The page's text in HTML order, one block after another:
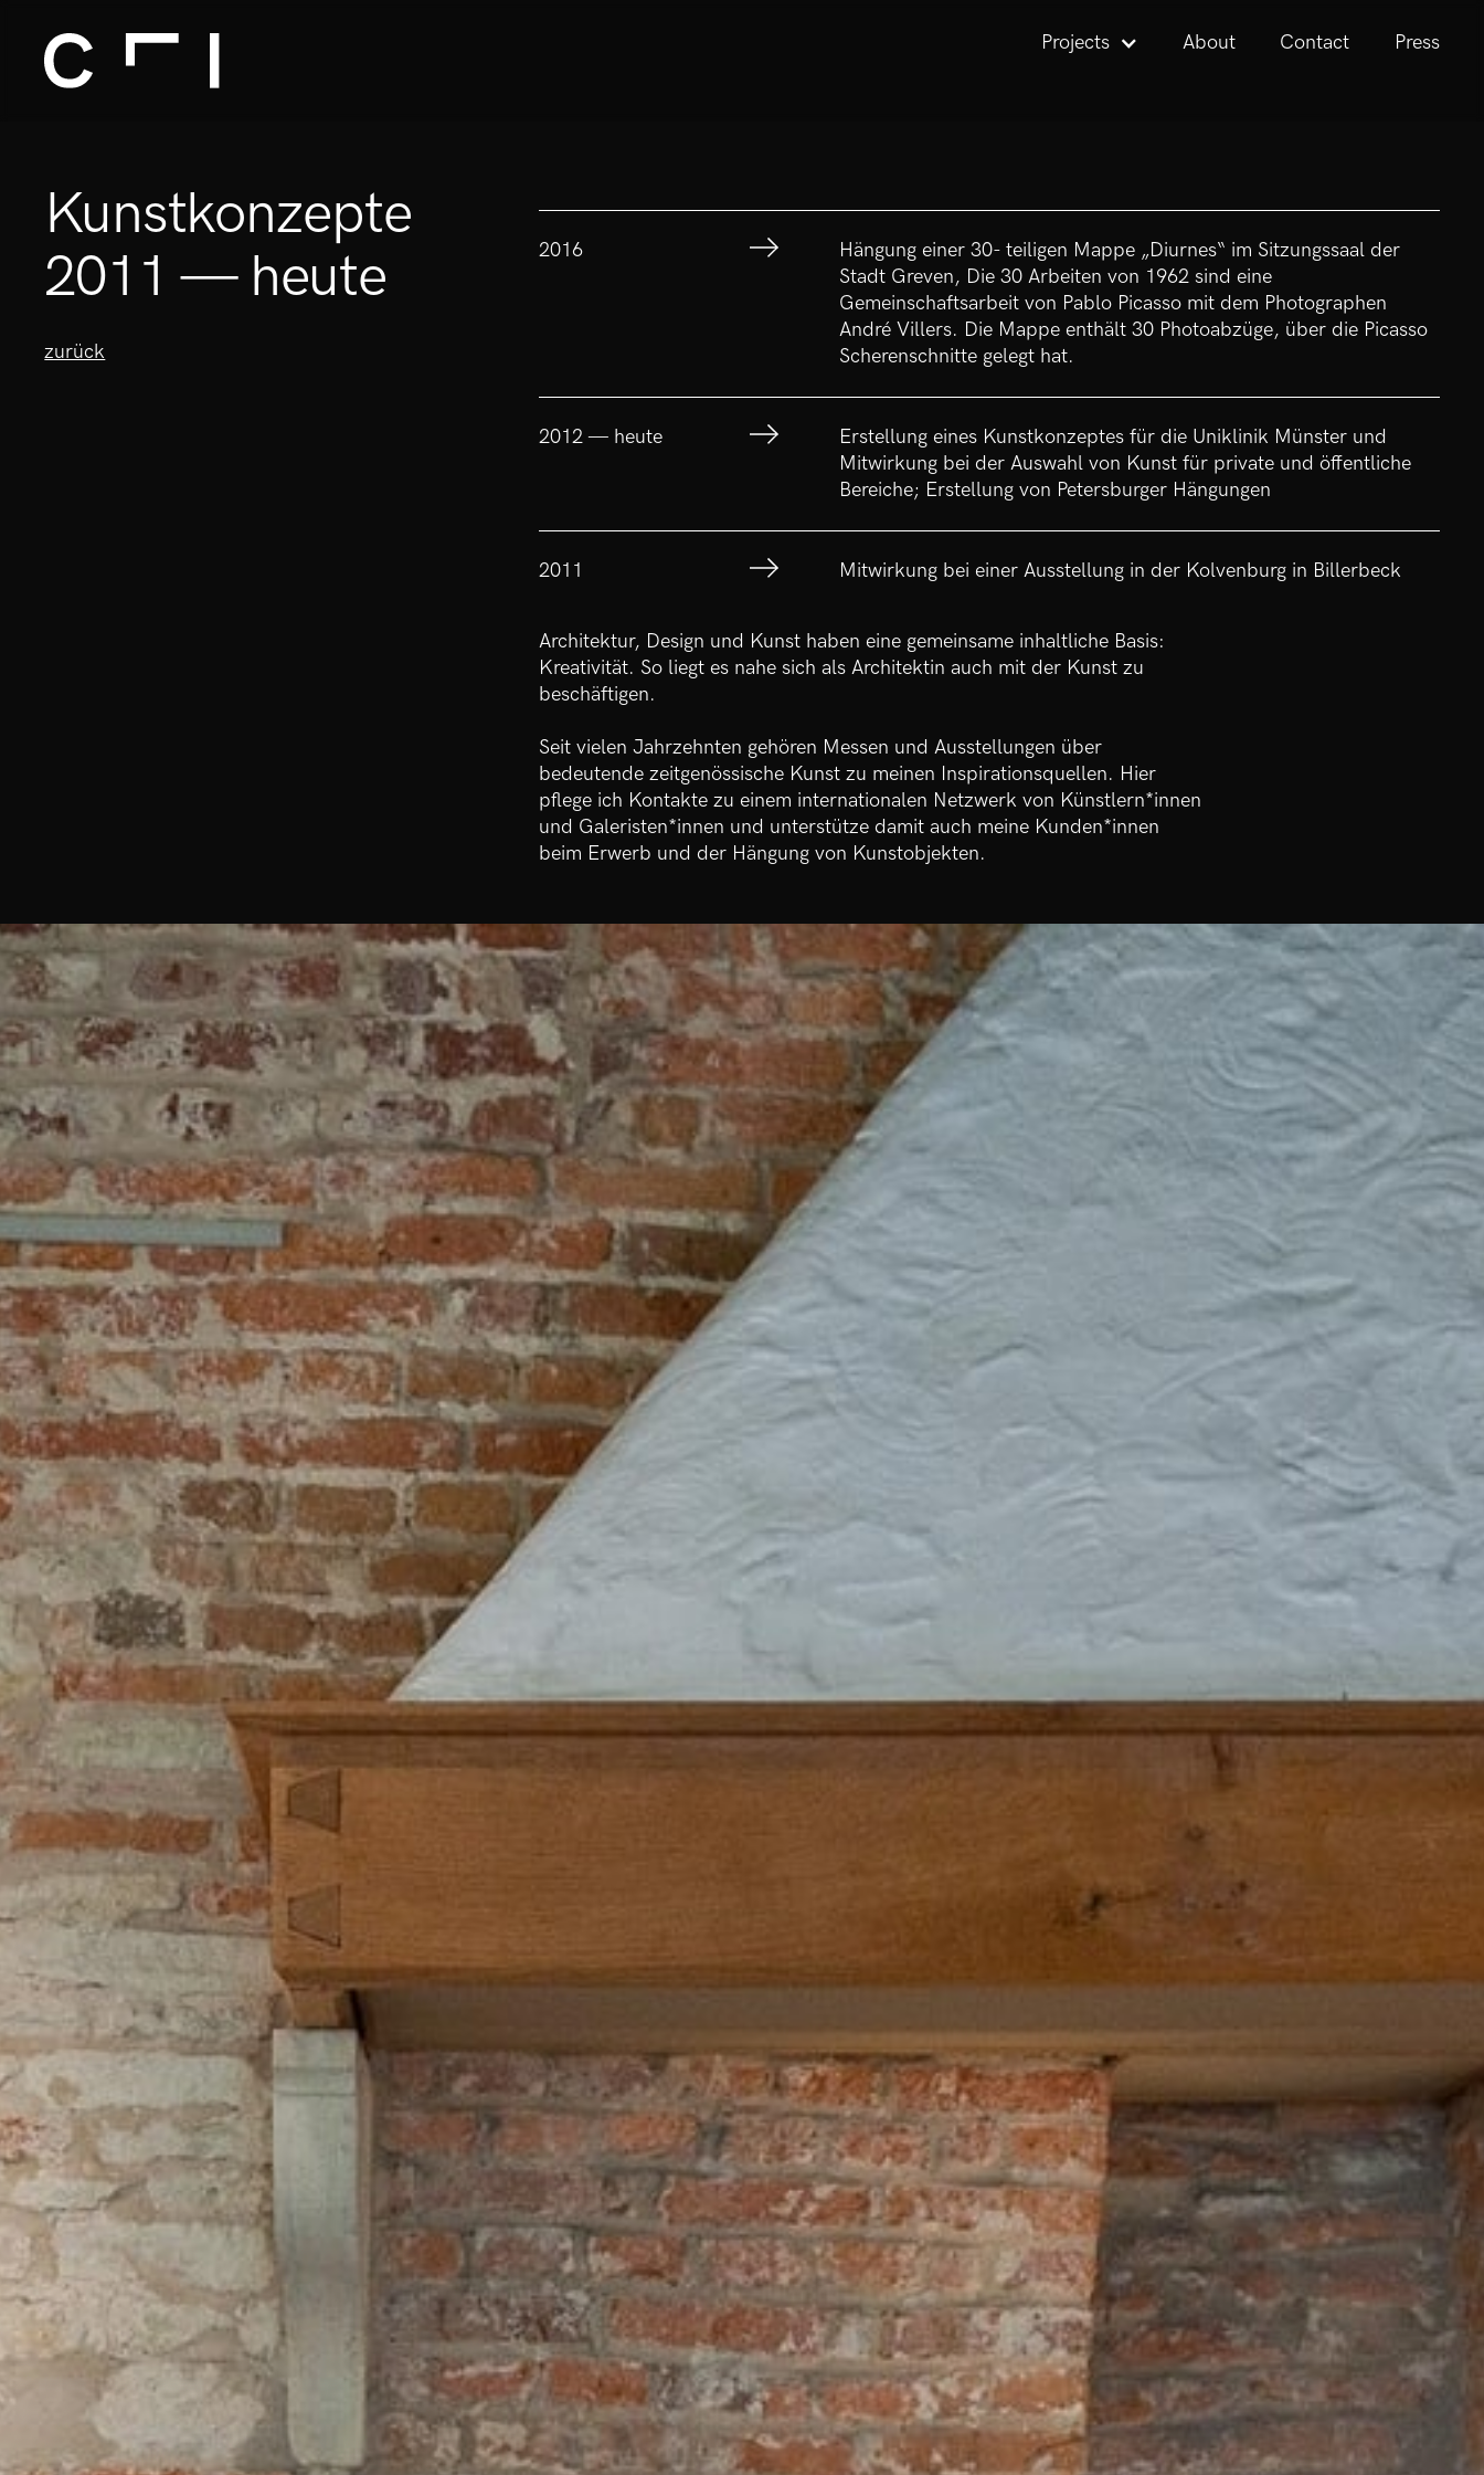
Projects About Contact Press
Kunstkonzepte
2011 — heute
zurück
2016
Hängung einer 30- teiligen Mappe „Diurnes“ im Sitzungssaal der
Stadt Greven, Die 30 Arbeiten von 1962 sind eine
Gemeinschaftsarbeit von Pablo Picasso mit dem Photographen
André Villers. Die Mappe enthält 30 Photoabzüge, über die Picasso
Scherenschnitte gelegt hat.
2012 — heute
Erstellung eines Kunstkonzeptes für die Uniklinik Münster und
Mitwirkung bei der Auswahl von Kunst für private und öffentliche
Bereiche; Erstellung von Petersburger Hängungen
2011 Mitwirkung bei einer Ausstellung in der Kolvenburg in Billerbeck
Architektur, Design und Kunst haben eine gemeinsame inhaltliche Basis:
Kreativität. So liegt es nahe sich als Architektin auch mit der Kunst zu
beschäftigen.
Seit vielen Jahrzehnten gehören Messen und Ausstellungen über
bedeutende zeitgenössische Kunst zu meinen Inspirationsquellen. Hier
pflege ich Kontakte zu einem internationalen Netzwerk von Künstlern*innen
und Galeristen*innen und unterstütze damit auch meine Kunden*innen
beim Erwerb und der Hängung von Kunstobjekten.